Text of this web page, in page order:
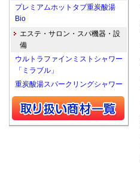
プレミアムホットタブ重炭酸湯
Bio
エステ・サロン・スパ機器・設
備
ウルトラファインミストシャワー
「ミラブル」
重炭酸湯スパークリングシャワー